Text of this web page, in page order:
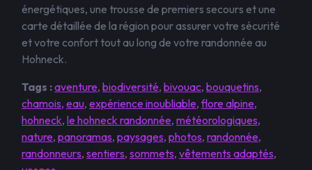
énergétiques, une trousse de premiers secours et une
carte détaillée de la région pour assurer votre sécurité
et votre confort tout au long de votre randonnée au
Hohneck.
Tags :aventure, biodiversité, bivouac, bouquetins,
chamois, eau, expérience inoubliable,flore alpine,
hohneck, le hohneck randonnée, météorologiques,
nature, panoramas, paysages, photos, randonnée,
randonneurs, sentiers, sommets, vêtements adaptés,